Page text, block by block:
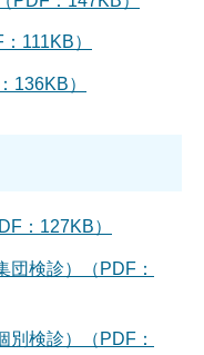
111KB）
136KB）
：127KB）
団検診）（PDF：
別検診）（PDF：